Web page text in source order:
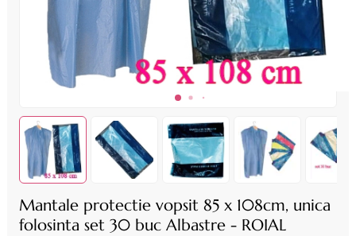
Mantale protectie vopsit 85 x 108cm, unica
folosinta set 30 buc Albastre - ROIAL